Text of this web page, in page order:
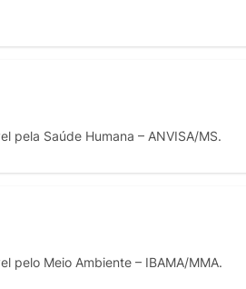
pela Saúde Humana – ANVISA/MS.
pelo Meio Ambiente – IBAMA/MMA.